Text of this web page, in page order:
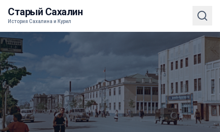
Старый Сахалин
История Сахалина и Курил